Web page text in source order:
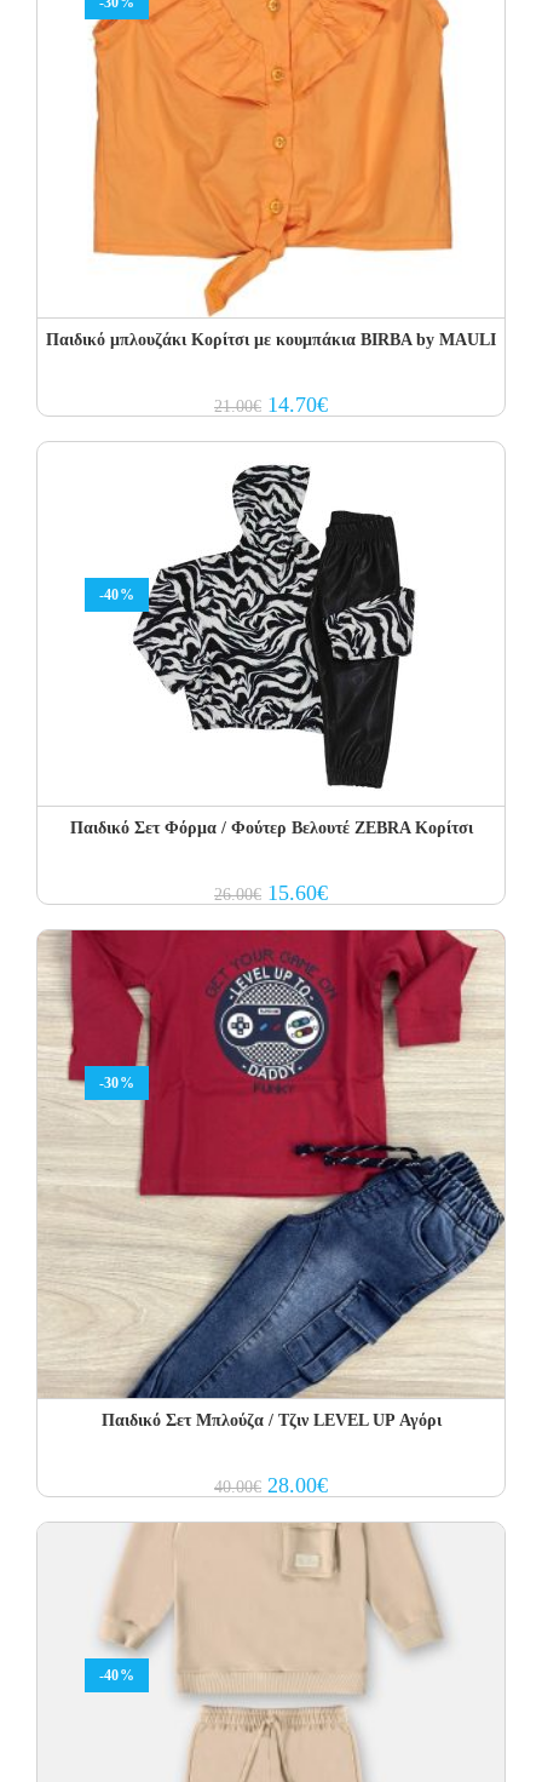
Παιδικό μπλουζάκι Κορίτσι με κουμπάκια BIRBA by MAULI
21.00€ Original
price
14.70€Current
price
-40%
Παιδικό Σετ Φόρμα / Φούτερ Βελουτέ ZEBRA Κορίτσι
26.00€ Original
price
15.60€Current
price
-30%
Παιδικό Σετ Μπλούζα / Τζιν LEVEL UP Αγόρι
40.00€ Original
price
40.00€.
28.00€Current
price
28.00€.
-40%